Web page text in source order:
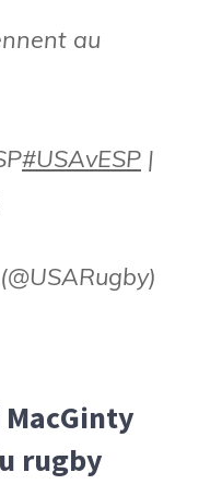
au
#USAvESP |
rugby